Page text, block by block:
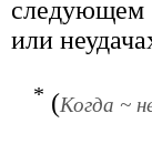
следующем
или
* (Когда ~